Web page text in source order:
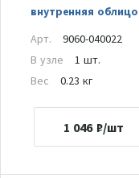
внутренняя
Арт.
9060-040022
В узле
1 шт.
Вес
0.23 кг
1 046 ₽/шт